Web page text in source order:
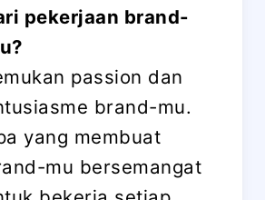
pekerjaan brand-
passion dan
brand-mu.
yang membuat
mu bersemangat